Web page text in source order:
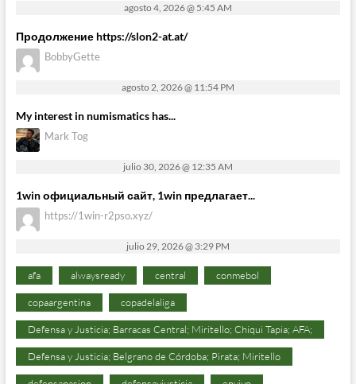
agosto 4, 2026 @ 5:45 AM
Продолжение https://slon2-at.at/
BobbyGette
agosto 2, 2026 @ 11:54 PM
My interest in numismatics has...
Mark Tog
julio 30, 2026 @ 12:35 AM
1win официальный сайт, 1win предлагает...
https://1win-r2pso.xyz/
julio 29, 2026 @ 3:29 PM
afa alwaysready central conmebol
copaargentina copadelaliga
Defensa y Justicia; Barracas Central; Miritello; Chiqui Tapia; AFA;
Defensa y Justicia; Belgrano de Córdoba; Pirata; Miritello